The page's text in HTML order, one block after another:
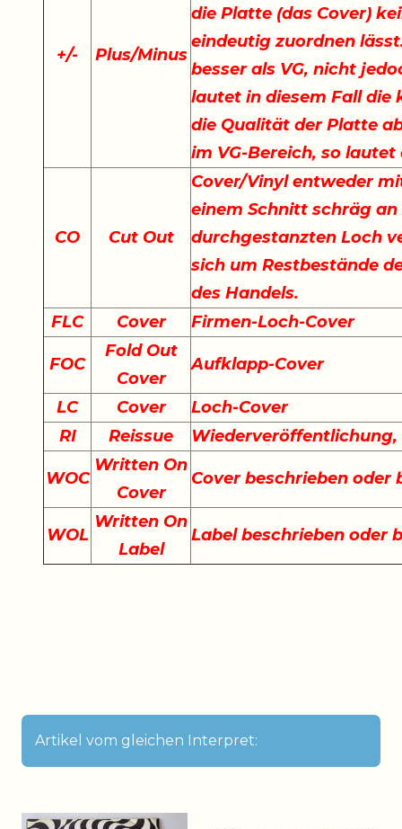
+/- Plus/Minus
die Platte (das Cover)
eindeutig zuordnen
besser als VG, nicht
lautet in diesem Fall die
die Qualität der Platte
im VG-Bereich, so
CO Cut Out
Cover/Vinyl entweder
einem Schnitt schräg
durchgestanzten Loch
sich um Restbestände
des Handels.
FLC
Cover Firmen-Loch-Cover
FOC
Fold Out
Cover
Aufklapp-Cover
LC Cover
Loch-Cover
RI
Reissue
WOC
Written On
Cover
Cover beschrieben
WOL
Written On
Label
Label beschrieben oder
Artikel vom gleichen Interpret: